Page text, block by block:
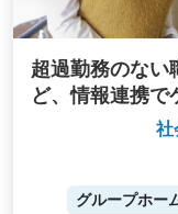
超過勤務のない
ど、情報連携で
社
グループホー